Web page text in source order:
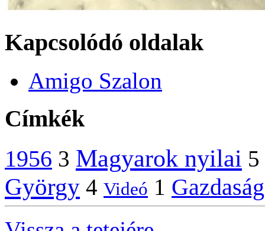
Kapcsolódó oldalak
Amigo Szalon
Címkék
1956 3 Magyarok nyilai 5
György 4 Videó 1 Gazdaság